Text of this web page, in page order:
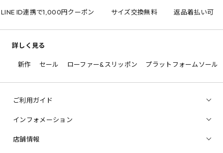
ID連携で1,000円クーポン サイズ交換無料 返品着払い可
詳しく見る
新作 セール ローファー&スリッポン プラットフォームソール
ご利用ガイド
インフォメーション
店舗情報